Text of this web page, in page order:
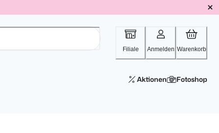
Filiale Anmelden Warenkorb
Aktionen Fotoshop